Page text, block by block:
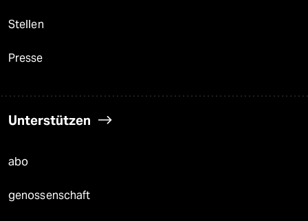
Stellen
Presse
Unterstützen
abo
genossenschaft